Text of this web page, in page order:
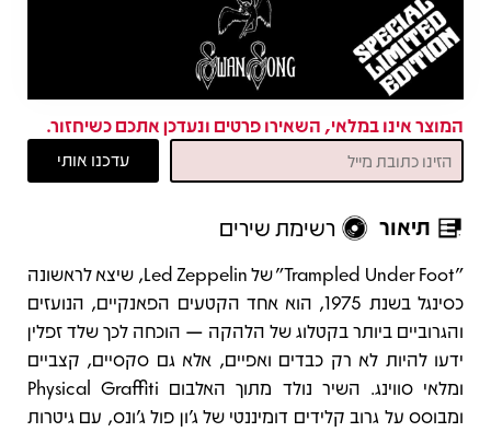
המוצר אינו במלאי, השאירו פרטים ונעדכן אתכם כשיחזור.
תיאור רשימת שירים
תיאור
"Trampled Under Foot" של Led Zeppelin, שיצא לראשונה
כסינגל בשנת 1975, הוא אחד הקטעים הפאנקיים, הנועזים
והגרוביים ביותר בקטלוג של הלהקה — הוכחה לכך שלד זפלין
ידעו להיות לא רק כבדים ואפיים, אלא גם סקסיים, קצביים
ומלאי סווינג. השיר נולד מתוך האלבום Physical Graffiti
ומבוסס על גרוב קלידים דומיננטי של ג’ון פול ג’ונס, עם גיטרות